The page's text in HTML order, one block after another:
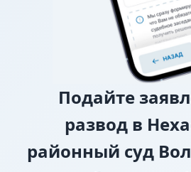
Подайте
развод в
районный суд